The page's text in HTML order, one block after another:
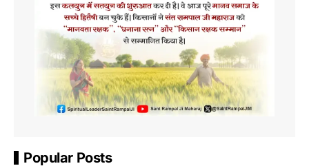
Popular Posts